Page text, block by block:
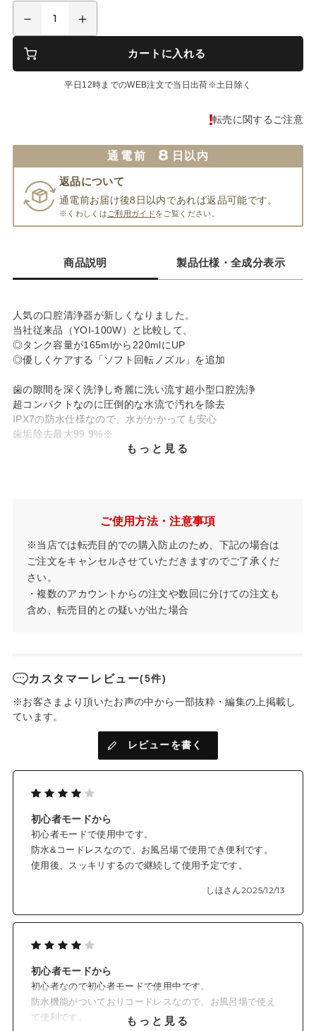
カートに入れる
平日12時までのWEB注文で当日出荷※土日除く
転売に関するご注意
通電前 8 日以内
返品について
通電前お届け後8日以内であれば返品可能です。
※くわしくは ご利用ガイドをご覧ください。
商品説明 製品仕様・全成分表示
人気の口腔清浄器が新しくなりました。
当社従来品（YOI-100W）と比較して、
◎タンク容量が165mlから220mlにUP
◎優しくケアする「ソフト回転ノズル」を追加
歯の隙間を深く洗浄し奇麗に洗い流す超小型口腔洗浄
超コンパクトなのに圧倒的な水流で汚れを除去
IPX7の防水仕様なので、水がかかっても安心
歯垢除去最大99.9%※
ノズルのみのご購入はこちらから⇒
〇ジェットフロス用 ジェットノズル2本入り
〇ジェットフロス用 ソフト回転ノズル2本入り
もっと見る
ご使用方法・注意事項
※当店では転売目的での購入防止のため、下記の場合は
ご注文をキャンセルさせていただきますのでご了承くだ
さい。
・複数のアカウントからの注文や数回に分けての注文も
含め、転売目的との疑いが出た場合
カスタマーレビュー(5件)
※お客さまより頂いたお声の中から一部抜粋・編集の上掲載し
ています。
レビューを書く
初心者モードから
初心者モードで使用中です。
防水&コードレスなので、お風呂場で使用でき便利です。
使用後、スッキリするので継続して使用予定です。
しほさん2025/12/13
初心者モードから
初心者なので初心者モードで使用中です。
防水機能がついておりコードレスなので、お風呂場で使え
て便利です。
もっと見る